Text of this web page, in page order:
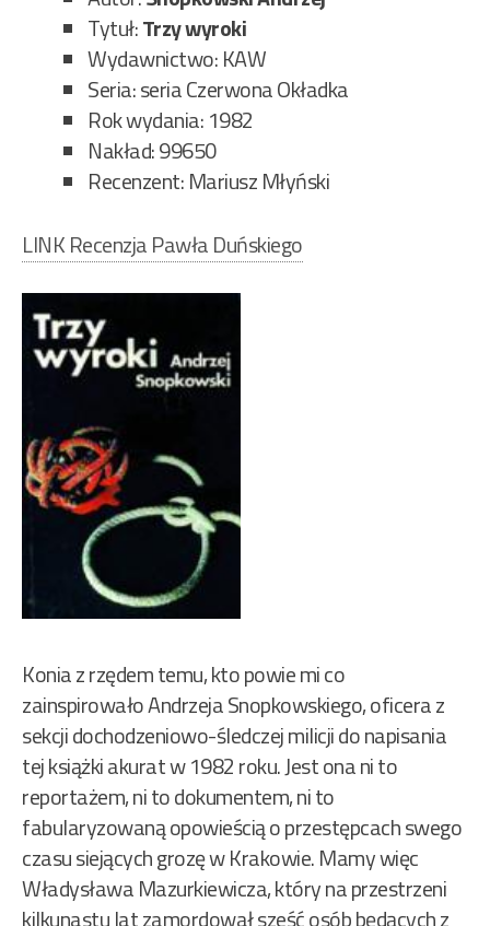
Tytuł:Trzy wyroki
Wydawnictwo: KAW
Seria: seria Czerwona Okładka
Rok wydania: 1982
Nakład: 99650
Recenzent: Mariusz Młyński
LINK Recenzja Pawła Duńskiego
Konia z rzędem temu, kto powie mi co
zainspirowało Andrzeja Snopkowskiego, oficera z
sekcji dochodzeniowo-śledczej milicji do napisania
tej książki akurat w 1982 roku. Jest ona ni to
reportażem, ni to dokumentem, ni to
fabularyzowaną opowieścią o przestępcach swego
czasu siejących grozę w Krakowie. Mamy więc
Władysława Mazurkiewicza, który na przestrzeni
kilkunastu lat zamordował sześć osób będących z